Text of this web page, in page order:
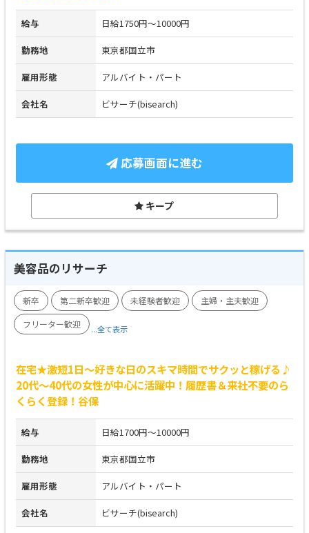
給与 日給1750円～10000円
勤務地 東京都国立市
雇用形態 アルバイト・パート
会社名 ビサーチ(bisearch)
応募画面に進む
キープ
美容品のリサーチ
新卒 第二新卒歓迎 未経験者歓迎
主婦・主夫歓迎
フリーター歓迎
...全て表示
在宅★激短1日～好きな日のスキマ時間でサクッと稼げる♪
20代～40代の女性が中心に活躍中！履歴書＆来社不要のら
くらく登録！谷保
給与 日給1700円～10000円
勤務地 東京都国立市
雇用形態 アルバイト・パート
会社名 ビサーチ(bisearch)